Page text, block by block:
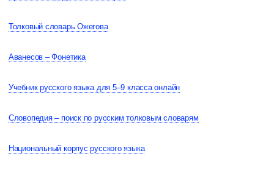
Толковый словарь Ожегова
Аванесов – Фонетика
Учебник русского языка для 5–9 класса онлайн
Словопедия – поиск по русским толковым словарям
Национальный корпус русского языка